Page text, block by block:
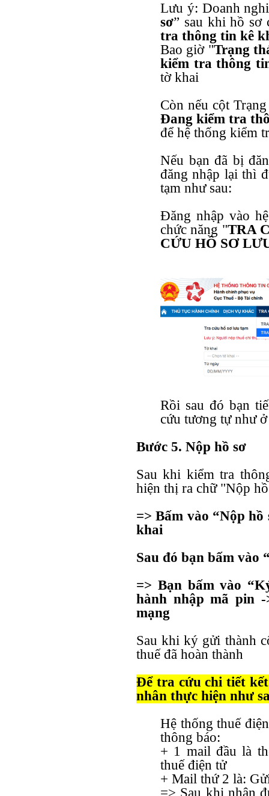
Lưu ý: Doanh
sơ” sau khi hồ sơ
tra thông tin kê
Bao giờ "Trạng
kiểm tra thông
tờ khai
Còn nếu cột
Đang kiểm tra
để hệ thống kiểm
Nếu bạn đã bị
đăng nhập lại thì
tạm như sau:
Đăng nhập vào
chức năng "TRA
CỨU HỒ SƠ
Rồi sau đó bạn
cứu tương tự như
Bước 5. Nộp hồ sơ
Sau khi kiểm tra
hiện thị ra chữ "Nộp
=> Bấm vào “Nộp
khai
Sau đó bạn bấm vào
=> Bạn bấm vào
hành nhập mã pin
mạng
Sau khi ký gửi thành
thuế đã hoàn thành
Để tra cứu chi tiết
nhân thực hiện như
Hệ thống thuế
thông báo:
+ 1 mail đầu là
thuế điện tử
+ Mail thứ 2 là:
=> Sau khi nhận